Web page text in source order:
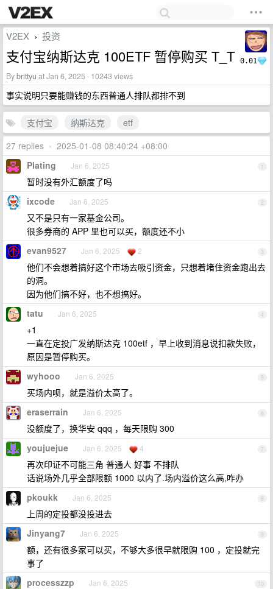
0.01
V2EX › 投资
支付宝纳斯达克 100ETF 暂停购买 T_T
Bybrittyu at Jan 6, 2025 · 10243 views
事实说明只要能赚钱的东西普通人排队都排不到
支付宝 纳斯达克
etf
27 replies • 2025-01-08 08:40:24 +08:00
1
Plating Jan 6, 2025
暂时没有外汇额度了吗
2
ixcode Jan 6, 2025
又不是只有一家基金公司。
很多券商的 APP 里也可以买，额度还不小
3
evan9527 Jan 6, 2025 2
他们不会想着搞好这个市场去吸引资金，只想着堵住资金跑出去
的洞。
因为他们搞不好，也不想搞好。
4
tatu Jan 6, 2025
+1
一直在定投广发纳斯达克 100etf ，早上收到消息说扣款失败，
原因是暂停购买。
5
wyhooo Jan 6, 2025
买场内呗，就是溢价太高了。
6
eraserrain Jan 6, 2025
没额度了，换华安 qqq ，每天限购 300
7
youjuejue Jan 6, 2025 4
再次印证不可能三角 普通人 好事 不排队
话说场外几乎全部限额 1000 以内了.场内溢价这么高,咋办
8
pkoukk Jan 6, 2025
上周的定投都没投进去
9
Jinyang7 Jan 6, 2025
额，还有很多家可以买，不够大多很早就限购 100 ，定投就完
事了
10
processzzp Jan 6, 2025